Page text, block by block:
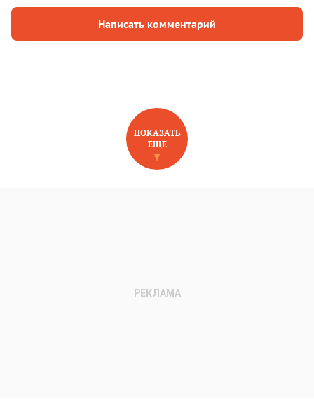
Написать комментарий
НОВОЕ НА САЙТЕ
ПОКАЗАТЬ
ЕЩЕ